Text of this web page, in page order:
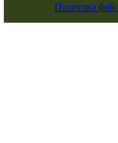
Политика